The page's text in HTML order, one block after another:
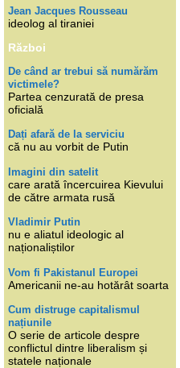
Jean Jacques Rousseau
ideolog al tiraniei
Război
De când ar trebui să numărăm
victimele?
Partea cenzurată de presa
oficială
Dați afară de la serviciu
că nu au vorbit de Putin
Imagini din satelit
care arată încercuirea Kievului
de către armata rusă
Vladimir Putin
nu e aliatul ideologic al
naționaliștilor
Vom fi Pakistanul Europei
Americanii ne-au hotărât soarta
Cum distruge capitalismul
națiunile
O serie de articole despre
conflictul dintre liberalism și
statele naționale